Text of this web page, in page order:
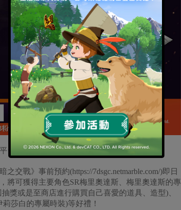
台冠軍的好成績。
戰》事前預約(https://7dsgc.netmarble.com/)即日
將可獲得主要角色SR梅里奧達斯、梅里奧達斯的專
獎或是至商店進行購買自己喜愛的道具、造型)、
莎白的專屬時裝)等好禮！